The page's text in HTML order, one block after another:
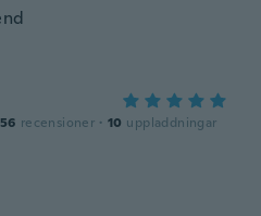
recensioner · 10 uppladdningar